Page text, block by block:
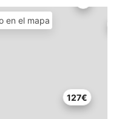
127€
en el mapa